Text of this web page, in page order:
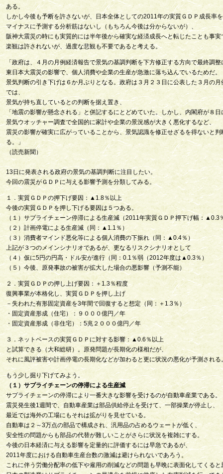
ある。
しかし今後も予断を許さないが、日本全体としての2011年の実質ＧＤＰ成長率を
マイナスに予測する分析筋はないし（もちろん今後は分からないが）、
阪神大震災の時にも実質的には半年後から確実な経済成長へと転じたことも事実
楽観は許されないが、過度な悲観も不要であると考える。
「政府は、４月の月例経済報告で景気の基調判断を下方修正する方向で最終調
東日本大震災の影響で、個人消費や企業の生産が急激に落ち込んでいるためだ。
景気判断の引き下げは６か月ぶりとなる。政府は３月２３日に公表した３月の月
では、
景気が持ち直しているとの判断を据え置き、
「地震の影響が懸念される」と併記するにとどめていた。しかし、内閣府が８日
景気ウオッチャー調査で全国的に家計や企業の景況感が大きく悪化するなど、
震災の影響が確実に広がっていることから、景気認識を修正せざるを得ないと判
る。」
（読売新聞）
13日に発表される政府の景気の基調判断に注目したい。
今回の震災がＧＤＰに与える影響予測を分類してみる。
１．実質ＧＤＰの押下げ要因：▲1.8％以上
今後の実質ＧＤＰを押し下げる要因は５つある。
（１）サプライチェーン停滞による生産減（2011年実質ＧＤＰ押下げ幅：▲0.3
（２）計画停電による生産減（同：▲1.1％）
（３）消費者マインド悪化等による個人消費の下振れ（同：▲0.4％）
上記が３つのメインシナリオであるが、更なるリスクシナリオとして
（４）仮に5円の円高・ドル安が進行（同：0.1％弱（2012年度は▲0.3％）
（５）今後、原発事故の被害が拡大した場合の悪影響（予測不能）
２．実質ＧＤＰの押し上げ要因：＋1.3％程度
復興事業が本格化し、実質ＧＤＰを押し上げ
－失われた有形固定資産を3年間で回復すると想定（同：＋1.3％）
・固定資産形成（住宅）：９０００億円／年
・固定資産形成（非住宅）：5兆２０００億円／年
３．ネットベースの実質ＧＤＰに対する影響：▲0.6％以上
と試算できる（大和総研）。原発問題が長期化の様相だが、
それに風評被害や計画停電の長期化などが加わると更に状況の悪化が予測される
もう少し掘り下げてみよう。
（１）サプライチェーンの停滞による生産減
サプライチェーンの停滞により一番大きな影響を受けるのが自動車産業である。
震災発生後1週間で、自動車産業は部品供給停止を受けて、一部操業が停止し、
最近では海外の工場にもそれは拡がりを見せている。
自動車は２～3万点の部品で構成され、汎用品の占めるウェートが低く、
安全性の問題からも部品の代替が難しいことがさらに状況を複雑にする。
今後の日本経済に与える影響を定量的に評価するには早急であるが、
2011年度における自動車生産台数の激減は避けられないであろう。
これに伴う労働分配率の低下や雇用の削減などの問題も早晩に表面化してくると